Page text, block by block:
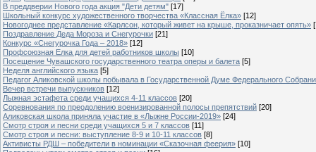
В преддверии Нового года акция "Дети детям" [17]
Школьный конкурс художественного творчества «Классная Ёлка» [12]
Новогоднее представление «Карлсон, который живет на крыше, проказничает опять»
Поздравление Деда Мороза и Снегурочки [21]
Конкурс «Снегурочка Года – 2018» [12]
Профсоюзная Елка для детей работников школы [10]
Посещение Чувашского государственного театра оперы и балета [5]
Неделя английского языка [5]
Педагог Аликовской школы побывала в Государственной Думе Федерального
Вечер встречи выпускников [12]
Лыжная эстафета среди учащихся 4-11 классов [20]
Cоревнования по преодолению военизированной полосы препятствий [20]
Аликовская школа приняла участие в «Лыжне России-2019» [24]
Смотр строя и песни среди учащихся 5 и 7 классов [11]
Смотр строя и песни: выступление 8-9 и 10-11 классов [8]
Активисты РДШ – победители в номинации «Сказочная феерия» [10]